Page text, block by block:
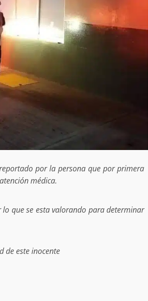
por la persona que por primera
médica.
que se esta valorando para determinar
de este inocente
Avanza con orden y tranquilidad el
proceso electoral extraordinario de
Santiago Xanica: Jesús Romero
California; FGR lo investiga por
presuntos delitos de delincuencia